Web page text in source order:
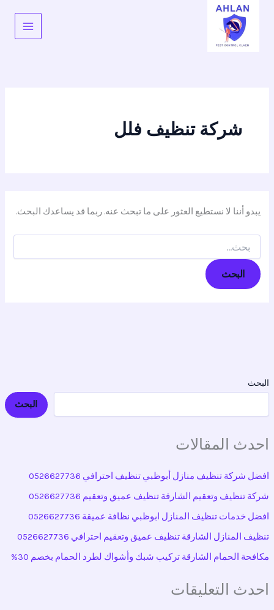
المحتوى
البحث
البحث
احدث المقالات
افضل شركة تنظيف منازل أبوظبي تنظيف احترافي 0526627736
شركة تنظيف وتعقيم الشارقة تنظيف عميق وتعقيم 0526627736
افضل خدمات تنظيف المنازل ابوظبي نظافة عميقة 0526627736
تنظيف المنازل الشارقة تنظيف عميق وتعقيم احترافي 0526627736
مكافحة الحمام الشارقة تركيب شبك وأشواك لطرد الحمام بخصم 30%
احدث التعليقات
شركة تنظيف فلل
يبدو أننا لا نستطيع العثور على ما تبحث عنه. ربما قد يساعدك البحث.
البحث